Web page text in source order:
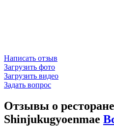
Написать отзыв
Загрузить фото
Загрузить видео
Задать вопрос
Отзывы о
Shinjukugyoenmae